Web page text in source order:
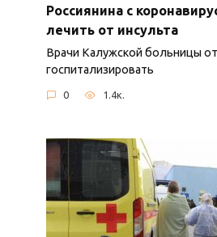
Россиянина с
лечить от инсульта
Врачи Калужской больницы
госпитализировать
0 1.4к.